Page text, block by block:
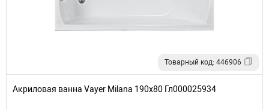
Товарный код: 446906
Акриловая ванна Vayer Milana 190x80 Гл000025934